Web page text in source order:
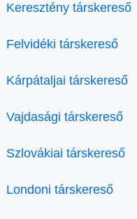
Keresztény társkereső
Felvidéki társkereső
Kárpátaljai társkereső
Vajdasági társkereső
Szlovákiai társkereső
Londoni társkereső